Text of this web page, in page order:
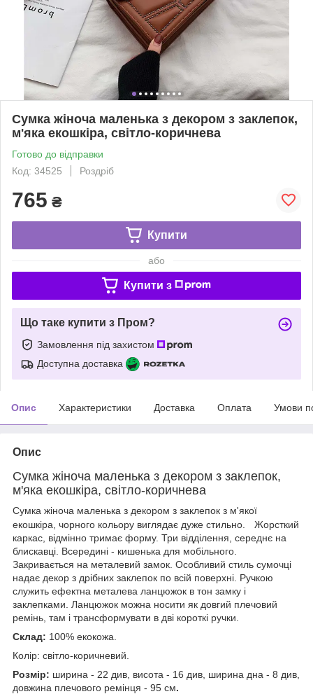
Сумка жіноча маленька з декором з заклепок,
м'яка екошкіра, світло-коричнева
Готово до відправки
Код: 34525
Роздріб
765 ₴
Купити
або
Купити з
Що таке купити з Пром?
Замовлення під захистом
Доступна доставка
Опис Характеристики Доставка Оплата Умови
Опис
Сумка жіноча маленька з декором з заклепок,
м'яка екошкіра, світло-коричнева
Сумка жіноча маленька з декором з заклепок з м'якої
екошкіра, чорного кольору виглядає дуже стильно.
Жорсткий
каркас, відмінно тримає форму. Три відділення, середнє на
блискавці. Всередині - кишенька для мобільного.
Закривається на металевий замок. Особливий стиль сумочці
надає декор з дрібних заклепок по всій поверхні. Ручкою
служить ефектна металева ланцюжок в тон замку і
заклепками. Ланцюжок можна носити як довгий плечовий
ремінь, там і трансформувати в дві короткі ручки.
Склад: 100% екокожа.
Колір: світло-коричневий.
Розмір: ширина - 22 див, висота - 16 див, ширина дна - 8 див,
довжина плечового ремінця - 95 см.